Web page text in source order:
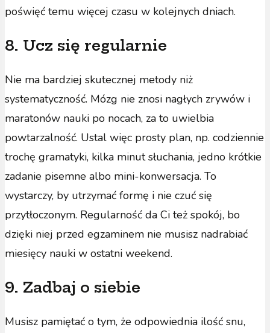
poświęć temu więcej czasu w kolejnych dniach.
8. Ucz się regularnie
Nie ma bardziej skutecznej metody niż
systematyczność. Mózg nie znosi nagłych zrywów i
maratonów nauki po nocach, za to uwielbia
powtarzalność. Ustal więc prosty plan, np. codziennie
trochę gramatyki, kilka minut słuchania, jedno krótkie
zadanie pisemne albo mini-konwersacja. To
wystarczy, by utrzymać formę i nie czuć się
przytłoczonym. Regularność da Ci też spokój, bo
dzięki niej przed egzaminem nie musisz nadrabiać
miesięcy nauki w ostatni weekend.
9. Zadbaj o siebie
Musisz pamiętać o tym, że odpowiednia ilość snu,